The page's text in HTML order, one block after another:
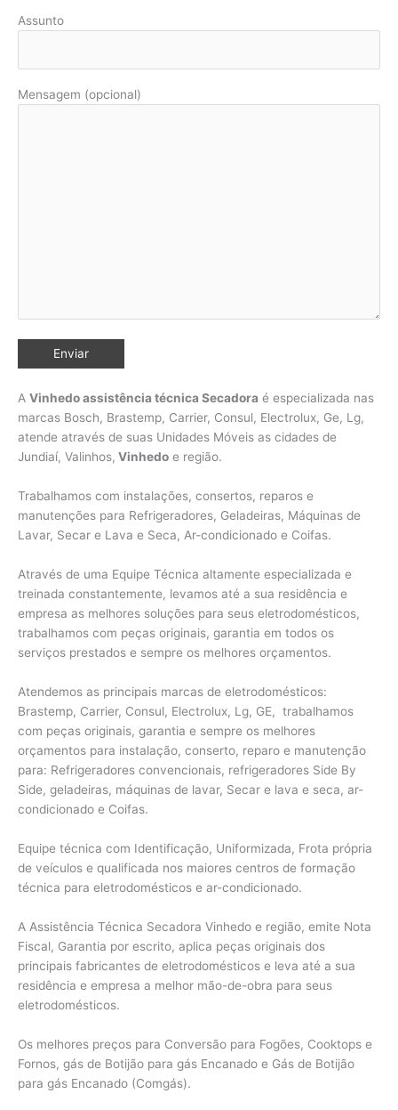
Assunto
Mensagem (opcional)
A Vinhedo assistência técnica Secadora é especializada nas
marcas Bosch, Brastemp, Carrier, Consul, Electrolux, Ge, Lg,
atende através de suas Unidades Móveis as cidades de
Jundiaí, Valinhos, Vinhedo e região.
Trabalhamos com instalações, consertos, reparos e
manutenções para Refrigeradores, Geladeiras, Máquinas de
Lavar, Secar e Lava e Seca, Ar-condicionado e Coifas.
Através de uma Equipe Técnica altamente especializada e
treinada constantemente, levamos até a sua residência e
empresa as melhores soluções para seus eletrodomésticos,
trabalhamos com peças originais, garantia em todos os
serviços prestados e sempre os melhores orçamentos.
Atendemos as principais marcas de eletrodomésticos:
Brastemp, Carrier, Consul, Electrolux, Lg, GE, trabalhamos
com peças originais, garantia e sempre os melhores
orçamentos para instalação, conserto, reparo e manutenção
para: Refrigeradores convencionais, refrigeradores Side By
Side, geladeiras, máquinas de lavar, Secar e lava e seca, ar-
condicionado e Coifas.
Equipe técnica com Identificação, Uniformizada, Frota própria
de veículos e qualificada nos maiores centros de formação
técnica para eletrodomésticos e ar-condicionado.
A Assistência Técnica Secadora Vinhedo e região, emite Nota
Fiscal, Garantia por escrito, aplica peças originais dos
principais fabricantes de eletrodomésticos e leva até a sua
residência e empresa a melhor mão-de-obra para seus
eletrodomésticos.
Os melhores preços para Conversão para Fogões, Cooktops e
Fornos, gás de Botijão para gás Encanado e Gás de Botijão
para gás Encanado (Comgás).